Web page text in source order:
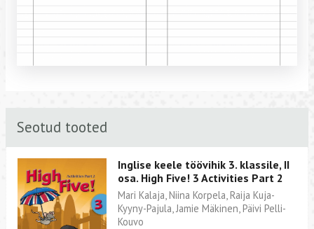
Seotud tooted
Inglise keele töövihik 3. klassile, II
osa. High Five! 3 Activities Part 2
Mari Kalaja, Niina Korpela, Raija Kuja-
Kyyny-Pajula, Jamie Mäkinen, Päivi Pelli-
Kouvo